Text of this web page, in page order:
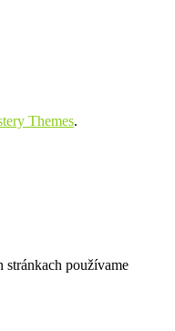
Themes.
stránkach používame